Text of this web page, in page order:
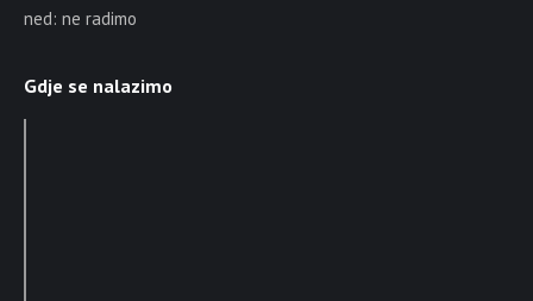
ned: ne radimo
Gdje se nalazimo